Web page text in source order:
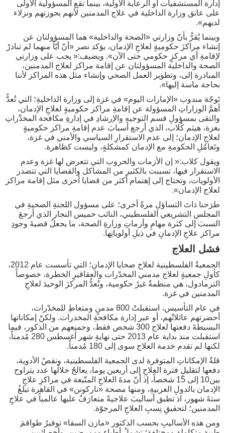
إدارة المستشفيات أو الرعاية الأولية، بينما تقع المسؤولية الأولى
على عاتق وزارة الداخلية في علاج المدمنين لأنهم بحوزتهم ونزلاء
لديهم».
وبينما يُقرُّ بأنّ وزارتي «الصحة والداخلية» هما المسؤولتان عن
إنشاء مراكزَ حكوميةٍ لعلاجِ الإدمان، يؤكد نصر «أنّ أيّاً منهما لم تبادرْ
لإقامةِ أي مركزٍ حكومي حتى الآن». ويضيف:« يجب على وزارتي
الصحة والداخلية المسؤولتان عن إقامة مراكز لعلاج المدمنين،
المبادرة إلى، وتطوير العمل الصحي وإنشاء مثل هذه المراكز لأننا
بحاجة ماسة إليها».
تَوجّهَ مندوب «الإمارات اليوم» في غزة إلى وزارة الداخليةِ؛ التي تُعدُّ
أهمَّ الوزاراتِ المسؤولة عن إقامةِ مراكز حكوميةٍ لعلاجِ الإدمان،
والتقى بمسؤولِ قسم التوجيهِ والإرشادِ في إدارةِ مكافحة المخدِّراتِ
بغزة، هيثم كُلاب، الذي أرجع أسبابَ عدم إقامةِ مراكز حكوميةٍ
لعلاجِ الإدمان؛ إلى عدم الاستقرارِ السياسي والأمني في غزة،
وتَعامُلِ الحكومةِ مع الإدمان كمشكلةٍ، وليست كظاهرة.
ويقول كلاب:« إن الأزمات والحروب التي تتعرض لها غزة وعدم
الاستقرار فيها، تسببت بالكثير من المشاكل والقضايا التي تتصدر
الأولويات، وتحتاج إلى إهتمام أكثر من قضايا أخرى مثل إقامة مراكز
لعلاج الإدمان».
طرَحنا ذاتَ التساؤلِ مرةً أخرى؛ على مسؤول اللجنةِ الصحيةِ في
المجلس التشريعي الفلسطيني، النائب خميس النجار الذي أرجعَ
السببَ إلى كثرة مهامِ وأزماتِ وزارةِ الصحة، ما يجعلُ قضيةَ وجودِ
مراكز علاجِ الإدمانِ في ذيلِ أولوياتِها.
فشل العلاج
الجمعيةُ الفلسطينية لعلاج ضحايا الإدمانِ؛ التي تأسست عام 2012،
كأولِ جمعيةٍ لعلاج مدمني المخدّرات والعقاقيرِ الخطرة، خصوصاً
الترمادول، هي منظمةٌ غيرُ حكومية، وتُعدُّ المركزَ الوحيدَ لعلاجِ
المدمنين في غزة.
في عام التأسيس، استقبلتْ 800 مدمنٍ ومتعاطِ للمخدّرات،
أحضرتهم عائلاتُهم، أو عبر إدارة مكافحةِ المخدرات. ولكنّ إمكاناتها
البسيطةَ دفعتها لعلاج 300 شخص فقط، وجميعهم من الذكور، فيما
استقبلت منذ بداية عام 2013 حتى نهايةِ شهر أغسطس 280 مُدمناً،
لكنها لم تقدم خدمة العلاج سوى إلى 180 مُدمناً.
قلةُ الإمكاناتِ المتوفرة لدى الجمعية الفلسطينية، ونقصُ الأدوية،
دفعها لتقليلِ فترة العلاجِ إلى أربعين يوما، يعالجُ خلالَها عدد يتراوح
بين10 إلى 15 شخصاً، إذ أنّ مدةَ العلاجِ المتّبعة في مراكزِ علاجِ
الإدمان بالدولِ العربيةِ، ومنها مصحة «ناركونن» في القاهرة تبلغُ
ستةَ شهور، اذ تطبق أساليبَ علاجيةً متعارَفٌ عليها عالمياً في علاجِ
المدمنين؛ لتحقيقِ نِسبِ العلاجِ المرجوّة.
ومن هذه الأساليبِ بحسب الدكتور «مازن السقا» توفيرُ طواقمَ